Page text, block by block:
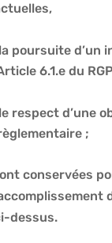
poursuite d’un
6.1.e du
respect d’une
;
conservées
dessus.